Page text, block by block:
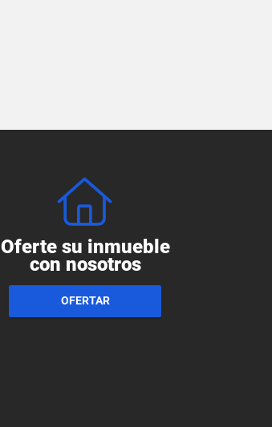
Oferte su inmueble
con nosotros
OFERTAR